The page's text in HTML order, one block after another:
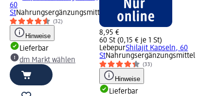
60
StNahrungsergänzungsmittel
(32)
Hinweise
Lieferbar
dm Markt wählen
8,95 €
60 St (0,15 € je 1 St)
LebepurShilajit Kapseln, 60
StNahrungsergänzungsmittel
(33)
Hinweise
Lieferbar